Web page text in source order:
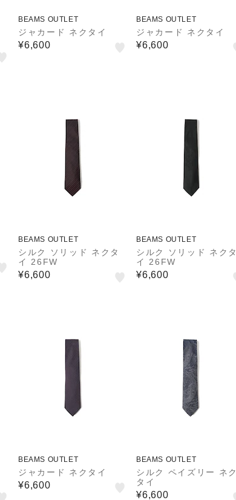
BEAMS OUTLET
ジャカード ネクタイ
¥6,600
BEAMS OUTLET
ジャカード ネクタイ
¥6,600
BEAMS OUTLET
シルク ソリッド ネクタ
イ 26FW
¥6,600
BEAMS OUTLET
シルク ソリッド ネクタ
イ 26FW
¥6,600
BEAMS OUTLET
ジャカード ネクタイ
¥6,600
BEAMS OUTLET
シルク ペイズリー ネク
タイ
¥6,600